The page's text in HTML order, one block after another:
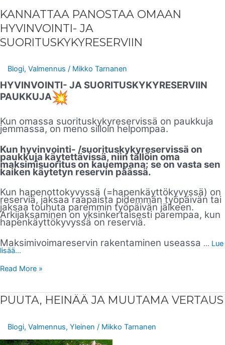
KANNATTAA PANOSTAA OMAAN
HYVINVOINTI- JA
SUORITUSKYKYRESERVIIN
Blogi, Valmennus / Mikko Tarnanen
HYVINVOINTI- JA SUORITUSKYKYRESERVIIN
PAUKKUJA
Kun omassa suorituskykyreservissä on paukkuja
jemmassa, on meno silloin helpompaa.
Kun hyvinvointi- /suorituskykyreservissä on
paukkuja käytettävissä, niin tällöin oma
maksimisuoritus on kauempana: se on vasta sen
kaiken käytetyn reservin päässä.
Kun hapenottokyvyssä (=hapenkäyttökyvyssä) on
reserviä, jaksaa raapaista pidemmän työpäivän tai
jaksaa touhuta paremmin työpäivän jälkeen.
Arkijaksaminen on yksinkertaisesti parempaa, kun
hapenkäyttökyvyssä on reserviä.
Maksimivoimareservin rakentaminen useassa … Lue
lisää...
Read More »
PUUTA, HEINÄÄ JA MUUTAMA VERTAUS
Blogi, Valmennus, Yleinen / Mikko Tarnanen
PUUTA,
HEINÄÄ
VERTAUS